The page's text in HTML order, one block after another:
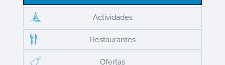
Actividades
Restaurantes
Ofertas